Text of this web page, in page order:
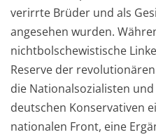
verirrte Brüder und als
angesehen wurden.
nichtbolschewistische
Reserve der
die Nationalsozialisten
deutschen Konservativen
nationalen Front, eine